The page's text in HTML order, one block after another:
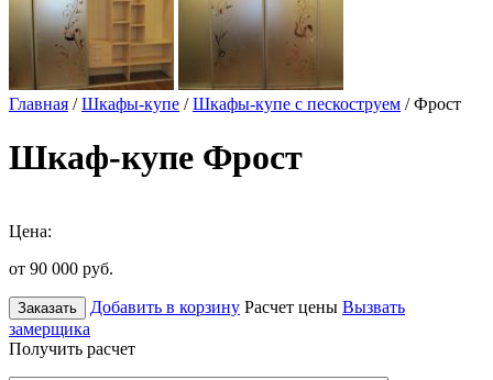
Главная /Шкафы-купе /Шкафы-купе с пескоструем / Фрост
Шкаф-купе Фрост
Цена:
от 90 000 руб.
Заказать Добавить в корзину Расчет цены Вызвать
замерщика
Получить расчет